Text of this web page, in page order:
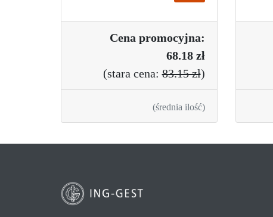
Cena promocyjna:
68.18 zł
(stara cena:83.15 zł)
(średnia ilość)